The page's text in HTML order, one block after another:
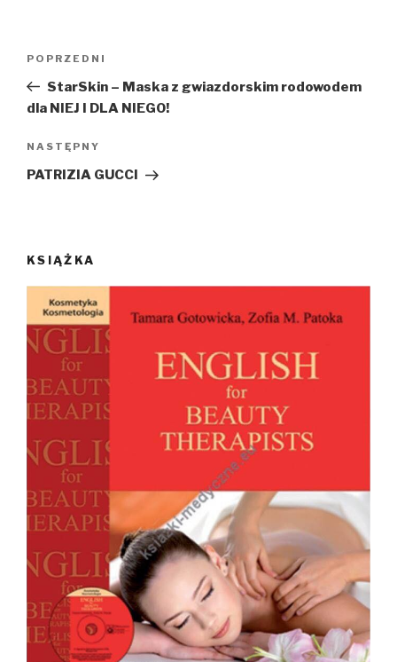
Poprzedni
wpis
POPRZEDNI
StarSkin – Maska z gwiazdorskim rodowodem
dla NIEJ I DLA NIEGO!
Następny
wpis
NASTĘPNY
PATRIZIA GUCCI
KSIĄŻKA